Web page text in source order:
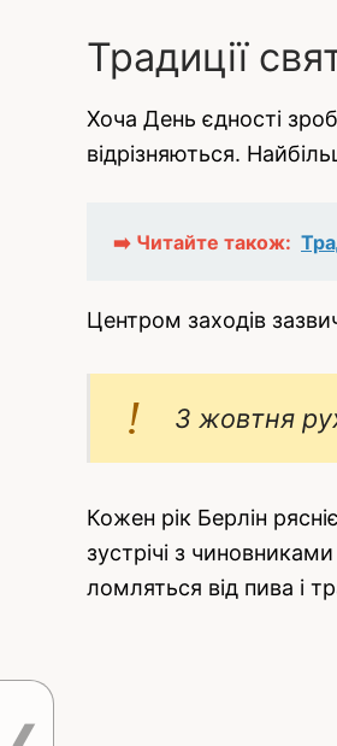
Традиції
Хоча День єдності
відрізняються.
➡️ Читайте також:
Центром заходів
3 жовтня
Кожен рік Берлін
зустрічі з
ломляться від пива і